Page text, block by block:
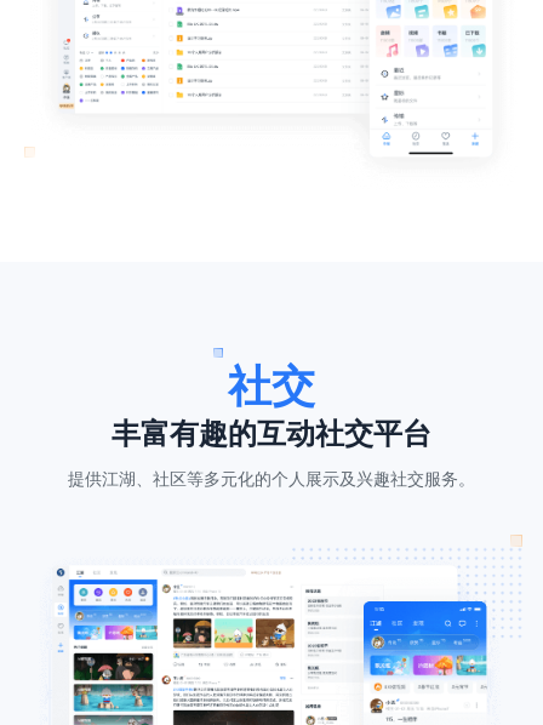
社交
丰富有趣的互动社交平台
提供江湖、社区等多元化的个人展示及兴趣社交服务。